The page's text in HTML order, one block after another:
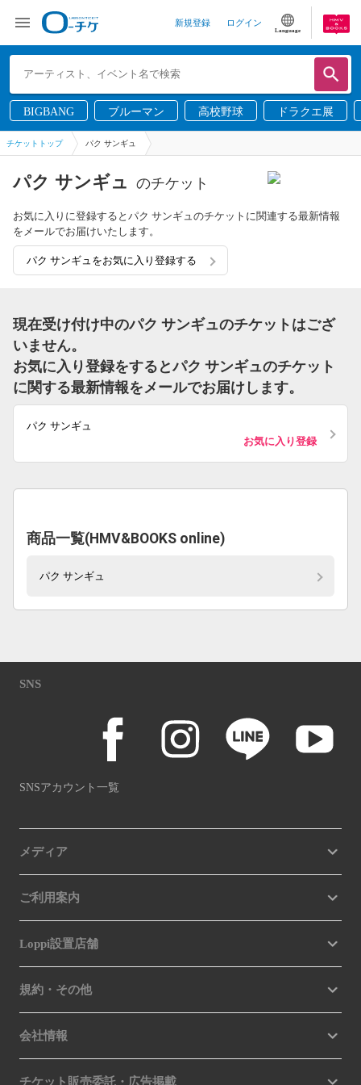
新規登録 ログイン
Language
BIGBANG ブルーマン 高校野球 ドラクエ展
チケットトップ パク サンギュ
パク サンギュ のチケット
お気に入りに登録するとパク サンギュのチケットに関連する最新情報
をメールでお届けいたします。
パク サンギュをお気に入り登録する
現在受け付け中のパク サンギュのチケットはござ
いません。
お気に入り登録をするとパク サンギュのチケット
に関する最新情報をメールでお届けします。
パク サンギュ
お気に入り登録
商品一覧(HMV&BOOKS online)
パク サンギュ
SNS
SNSアカウント一覧
メディア
ご利用案内
Loppi設置店舗
規約・その他
会社情報
チケット販売委託・広告掲載